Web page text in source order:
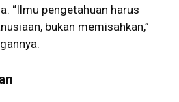
“Ilmu pengetahuan harus
bukan memisahkan,”